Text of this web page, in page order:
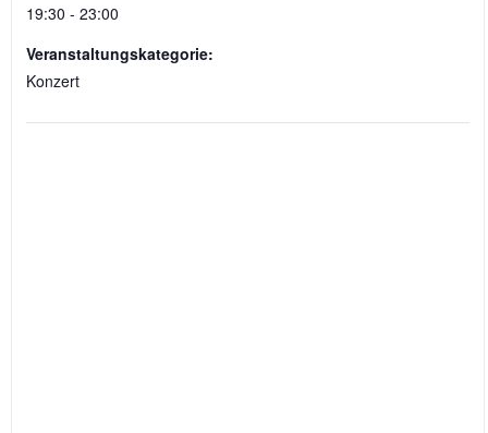
19:30 - 23:00
Veranstaltungskategorie:
Konzert